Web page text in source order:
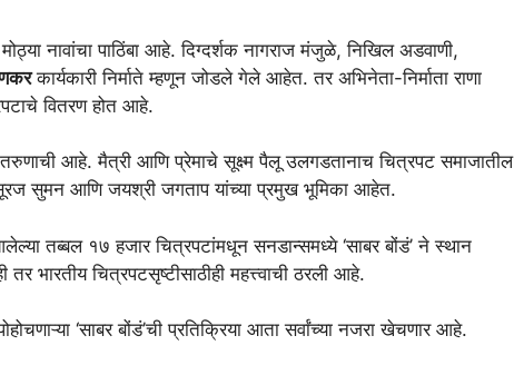
नावांचा पाठिंबा आहे. दिग्दर्शक नागराज मंजुळे, निखिल अडवाणी,
कार्यकारी निर्माते म्हणून जोडले गेले आहेत. तर अभिनेता-निर्माता राणा
वितरण होत आहे.
तरुणाची आहे. मैत्री आणि प्रेमाचे सूक्ष्म पैलू उलगडतानाच चित्रपट समाजातील
सुमन आणि जयश्री जगताप यांच्या प्रमुख भूमिका आहेत.
तब्बल १७ हजार चित्रपटांमधून सनडान्समध्ये ‘साबर बोंडं’ ने स्थान
भारतीय चित्रपटसृष्टीसाठीही महत्त्वाची ठरली आहे.
‘साबर बोंडं’ची प्रतिक्रिया आता सर्वांच्या नजरा खेचणार आहे.